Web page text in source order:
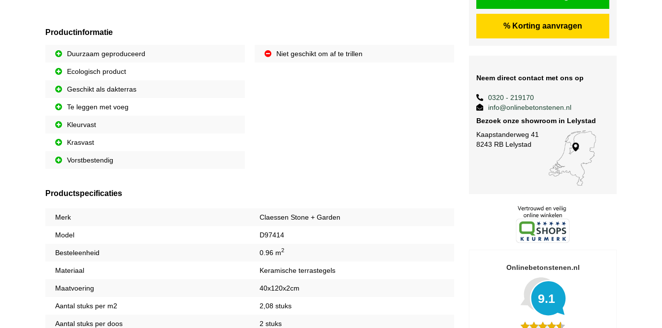
Productinformatie
Duurzaam geproduceerd
Ecologisch product
Geschikt als dakterras
Te leggen met voeg
Kleurvast
Krasvast
Vorstbestendig
Niet geschikt om af te trillen
Productspecificaties
Merk Claessen Stone + Garden
Model D97414
Besteleenheid 0.96 m2
Materiaal Keramische terrastegels
Maatvoering 40x120x2cm
Aantal stuks per m2 2,08 stuks
Aantal stuks per doos 2 stuks
% Korting aanvragen
Neem direct contact met ons op
0320 - 219170
info@onlinebetonstenen.nl
Bezoek onze showroom in Lelystad
Kaapstanderweg 41
8243 RB Lelystad
Onlinebetonstenen.nl
9.1